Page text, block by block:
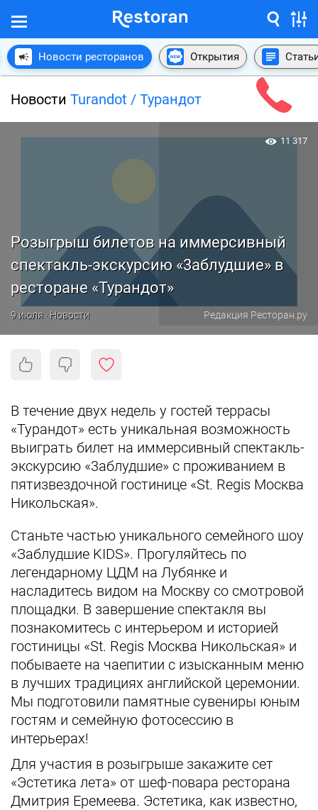
Новости ресторанов Открытия
Новости Turandot / Турандот
Розыгрыш билетов на иммерсивный
спектакль-экскурсию «3аблудшие» в
ресторане «Турандот»
9 июля · Новости Редакция Ресторан.ру
11 317
В течение двух недель у гостей террасы
«Турандот» есть уникальная возможность
выиграть билет на иммерсивный спектакль-
экскурсию «3аблудшие» с проживанием в
пятизвездочной гостинице «St. Regis Москва
Никольская».
Станьте частью уникального семейного шоу
«Заблудшие KIDS». Прогуляйтесь по
легендарному ЦДМ на Лубянке и
насладитесь видом на Москву со смотровой
площадки. В завершение спектакля вы
познакомитесь с интерьером и историей
гостиницы «St. Regis Москва Никольская» и
побываете на чаепитии с изысканным меню
в лучших традициях английской церемонии.
Мы подготовили памятные сувениры юным
гостям и семейную фотосессию в
интерьерах!
Для участия в розыгрыше закажите сет
«Эстетика лета» от шеф-повара ресторана
Дмитрия Еремеева. Эстетика, как известно,